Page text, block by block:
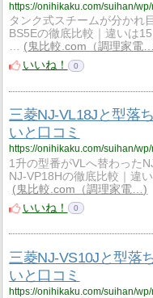
https://onihikaku.com/suihan/
タンク式スチームが分かれ
BS5Eの徹底比較｜違いは
…
鬼比較.com（調理家電
いいね！
0
三菱NJ-VL18Jと型落
いと口コミ
https://onihikaku.com/suihan/
1升の型番がVLへ替わった
NJ-VP18Hの徹底比較｜違
鬼比較.com（調理家電…
いいね！
0
三菱NJ-VS10Jと型落
いと口コミ
https://onihikaku.com/suihan/